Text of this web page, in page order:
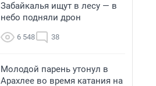
Забайкалья ищут в лесу — в
небо подняли дрон
6 548 38
Молодой парень утонул в
Арахлее во время катания на